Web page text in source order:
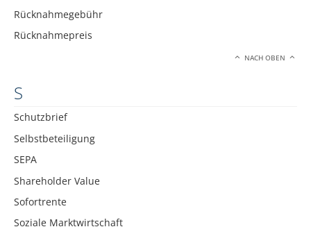
Rücknahmegebühr
Rücknahmepreis
NACH OBEN
S
Schutzbrief
Selbstbeteiligung
SEPA
Shareholder Value
Sofortrente
Soziale Marktwirtschaft